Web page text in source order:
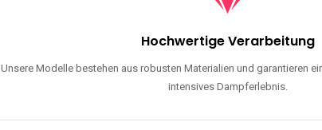
Hochwertige Verarbeitung
Unsere Modelle bestehen aus robusten Materialien und garantieren
intensives Dampferlebnis.